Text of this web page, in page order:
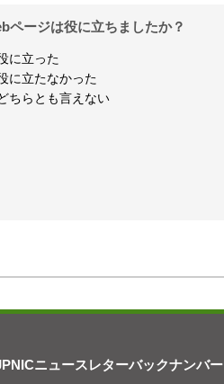
ページは役に立ちましたか？
に立った
に立たなかった
ちらとも言えない
ニュースレターバックナンバー